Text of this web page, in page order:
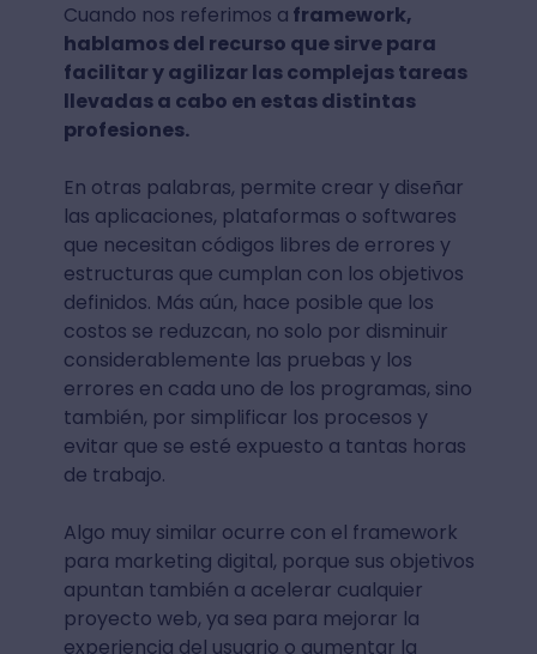
Cuando nos referimos a framework,
hablamos del recurso quesirve para
facilitar y agilizar las complejas tareas
llevadas a cabo en estas distintas
profesiones.
En otras palabras, permite crear y diseñar
las aplicaciones, plataformas o softwares
que necesitan códigos libres de errores y
estructuras que cumplan con los objetivos
definidos. Más aún, hace posible que los
costos se reduzcan, no solo por disminuir
considerablemente las pruebas y los
errores en cada uno de los programas, sino
también, por simplificar los procesos y
evitar que se esté expuesto a tantas horas
de trabajo.
Algo muy similar ocurre con el framework
para marketing digital, porque sus objetivos
apuntan también a acelerar cualquier
proyecto web, ya sea para mejorar la
experiencia del usuario o aumentar la